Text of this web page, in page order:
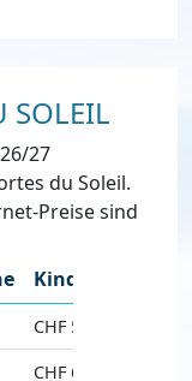
SOLEIL
27
du Soleil.
Preise sind
Kinder
CHF 56,-
CHF 62,-